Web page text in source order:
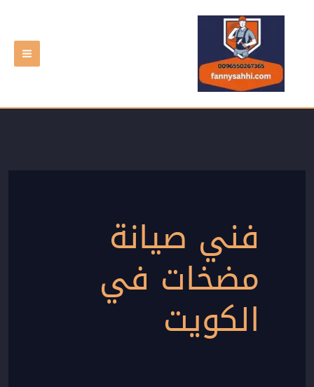
تخطي
المحتوى
فني صيانة
مضخات في
الكويت